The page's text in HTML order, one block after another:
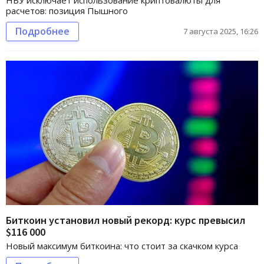
расчетов: позиция Пышного
Подробнее 7 августа 2025, 16:26
Биткоин установил новый рекорд: курс превысил
$116 000
Новый максимум биткоина: что стоит за скачком курса